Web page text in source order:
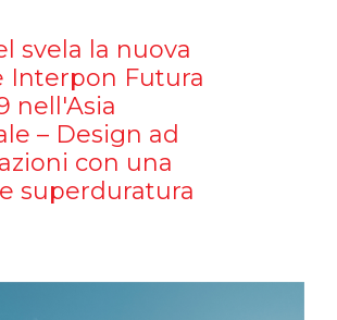
svela la nuova
Interpon Futura
nell'Asia
– Design ad
con una
superduratura